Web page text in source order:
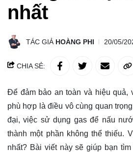
nhất
TÁC GIẢ HOÀNG PHI 20/05/
CHIA SẺ:
Để đảm bảo an toàn và hiệu
phù hợp là điều vô cùng quan
đại, việc sử dụng gas để nấu
thành một phần không thể thiếu.
nhất? Bài viết này sẽ giúp bạn